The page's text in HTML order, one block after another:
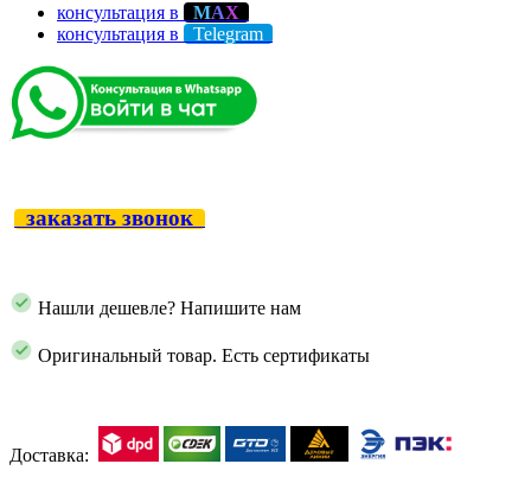
консультация в МАХ
консультация в Telegram
заказать звонок
Нашли дешевле? Напишите нам
Оригинальный товар. Есть сертификаты
Доставка: